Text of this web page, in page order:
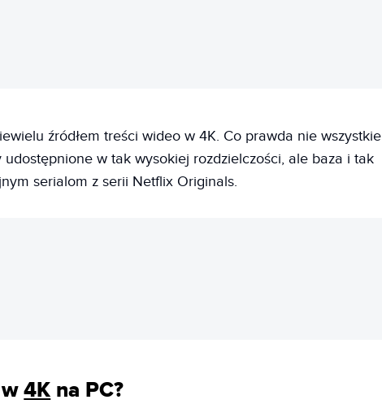
źródłem treści wideo w 4K. Co prawda nie wszystkie
udostępnione w tak wysokiej rozdzielczości, ale baza i tak
serialom z serii Netflix Originals.
4K na PC?